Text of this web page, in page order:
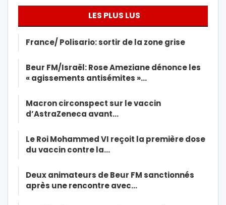
LES PLUS LUS
France/ Polisario: sortir de la zone grise
Beur FM/Israël: Rose Ameziane dénonce les
« agissements antisémites »…
Macron circonspect sur le vaccin
d’AstraZeneca avant…
Le Roi Mohammed VI reçoit la première dose
du vaccin contre la…
Deux animateurs de Beur FM sanctionnés
après une rencontre avec…